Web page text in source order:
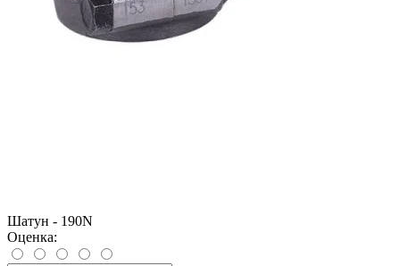
Шатун - 190N
Оценка: